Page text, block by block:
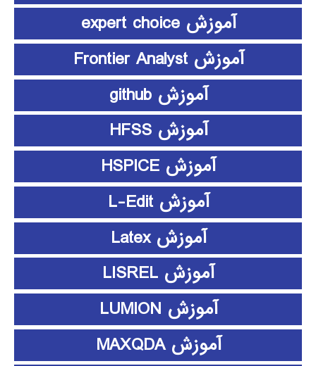
آموزش expert choice
آموزش Frontier Analyst
آموزش github
آموزش HFSS
آموزش HSPICE
آموزش L-Edit
آموزش Latex
آموزش LISREL
آموزش LUMION
آموزش MAXQDA